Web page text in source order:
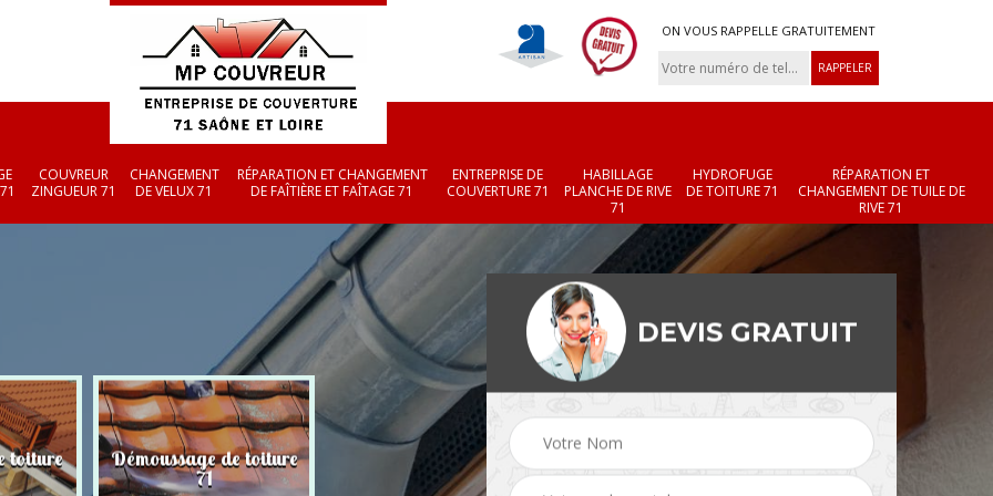
ON VOUS RAPPELLE GRATUITEMENT
COUVREUR
ZINGUEUR 71
CHANGEMENT
DE VELUX 71
RÉPARATION ET CHANGEMENT
DE FAÎTIÈRE ET FAÎTAGE 71
ENTREPRISE DE
COUVERTURE 71
HABILLAGE
PLANCHE DE RIVE
71
HYDROFUGE
DE TOITURE 71
RÉPARATION ET
CHANGEMENT DE TUILE DE
RIVE 71
toiture Démoussage de toiture
71 Couvreur zingueur 71 Changement de velux
71
Réparation et
changement de
et faîtage 71
DEVIS GRATUIT